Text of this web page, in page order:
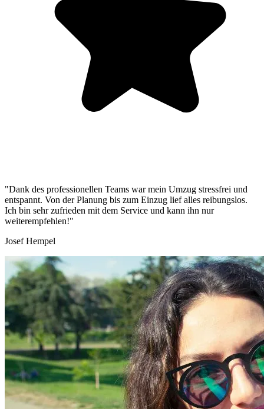
"Dank des professionellen Teams war mein Umzug stressfrei und
entspannt. Von der Planung bis zum Einzug lief alles reibungslos.
Ich bin sehr zufrieden mit dem Service und kann ihn nur
weiterempfehlen!"
Josef Hempel